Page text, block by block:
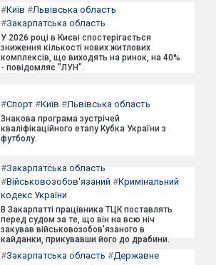
#Київ #Львівська область
#Закарпатська область
У 2026 році в Києві спостерігається
зниження кількості нових житлових
комплексів, що виходять на ринок, на 40%
- повідомляє "ЛУН".
#Спорт #Київ #Львівська область
Знакова програма зустрічей
кваліфікаційного етапу Кубка України з
футболу.
#Закарпатська область
#Військовозобов'язаний #Кримінальний
кодекс України
В Закарпатті працівника ТЦК поставлять
перед судом за те, що він на всю ніч
закував військовозобов'язаного в
кайданки, прикувавши його до драбини.
#Закарпатська область #Державне